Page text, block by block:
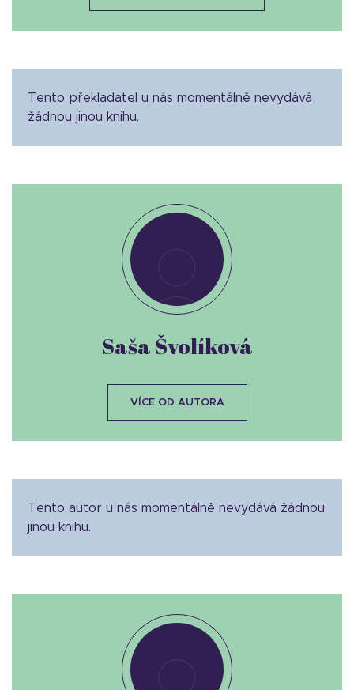
Tento překladatel u nás momentálně nevydává
žádnou jinou knihu.
Tento autor u nás momentálně nevydává žádnou
jinou knihu.
Saša Švolíková
VÍCE OD AUTORA